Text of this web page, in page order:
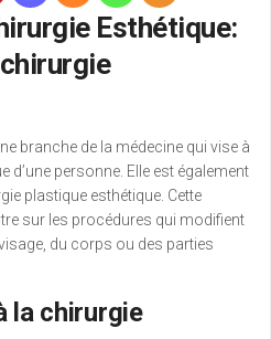
Esthétique:
branche de la médecine qui vise à
d’une personne. Elle est également
plastique esthétique. Cette
sur les procédures qui modifient
du corps ou des parties
la chirurgie